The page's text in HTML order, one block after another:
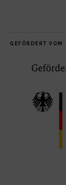
GEFÖRDERT VOM